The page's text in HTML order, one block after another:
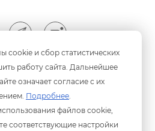
cookie и сбор статистических
работу сайта. Дальнейшее
означает согласие с их
Подробнее.
файлов cookie,
соответствующие настройки
оплату
картами